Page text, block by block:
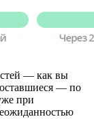
— как вы
оставшиеся — по
при